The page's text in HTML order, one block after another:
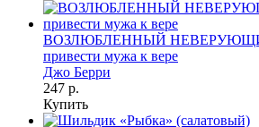
ВОЗЛЮБЛЕННЫЙ
привести мужа к вере
Джо Берри
247 р.
Купить